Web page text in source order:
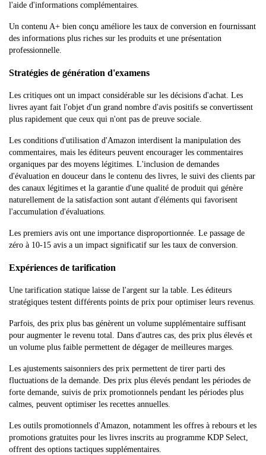
l'aide d'informations complémentaires.
Un contenu A+ bien conçu améliore les taux de conversion en fournissant
des informations plus riches sur les produits et une présentation
professionnelle.
Stratégies de génération d'examens
Les critiques ont un impact considérable sur les décisions d'achat. Les
livres ayant fait l'objet d'un grand nombre d'avis positifs se convertissent
plus rapidement que ceux qui n'ont pas de preuve sociale.
Les conditions d'utilisation d'Amazon interdisent la manipulation des
commentaires, mais les éditeurs peuvent encourager les commentaires
organiques par des moyens légitimes. L'inclusion de demandes
d'évaluation en douceur dans le contenu des livres, le suivi des clients par
des canaux légitimes et la garantie d'une qualité de produit qui génère
naturellement de la satisfaction sont autant d'éléments qui favorisent
l'accumulation d'évaluations.
Les premiers avis ont une importance disproportionnée. Le passage de
zéro à 10-15 avis a un impact significatif sur les taux de conversion.
Expériences de tarification
Une tarification statique laisse de l'argent sur la table. Les éditeurs
stratégiques testent différents points de prix pour optimiser leurs revenus.
Parfois, des prix plus bas génèrent un volume supplémentaire suffisant
pour augmenter le revenu total. Dans d'autres cas, des prix plus élevés et
un volume plus faible permettent de dégager de meilleures marges.
Les ajustements saisonniers des prix permettent de tirer parti des
fluctuations de la demande. Des prix plus élevés pendant les périodes de
forte demande, suivis de prix promotionnels pendant les périodes plus
calmes, peuvent optimiser les recettes annuelles.
Les outils promotionnels d'Amazon, notamment les offres à rebours et les
promotions gratuites pour les livres inscrits au programme KDP Select,
offrent des options tactiques supplémentaires.